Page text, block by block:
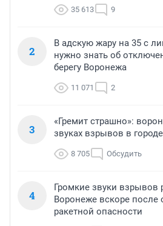
35 613 9
2
В адскую жару на 35 с
нужно знать об
берегу Воронежа
11 071 2
3
«Гремит страшно»:
звуках взрывов в городе
8 705 Обсудить
4
Громкие звуки взрывов
Воронеже вскоре после
ракетной опасности